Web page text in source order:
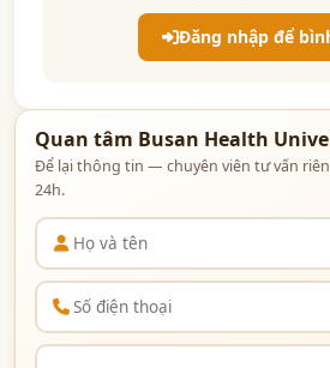
Đăng nhập để
Quan tâm Busan Health
Để lại thông tin — chuyên viên tư vấn
24h.